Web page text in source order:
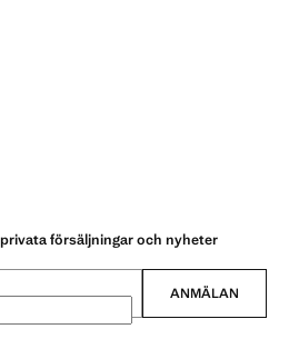
försäljningar och nyheter
ANMÄLAN